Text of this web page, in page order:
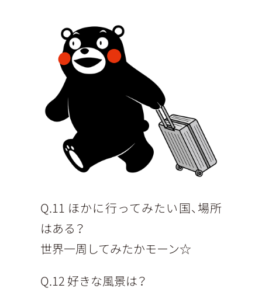
Q.11 ほかに行ってみたい国、場所
はある？
世界一周してみたかモーン☆
Q.12 好きな風景は？